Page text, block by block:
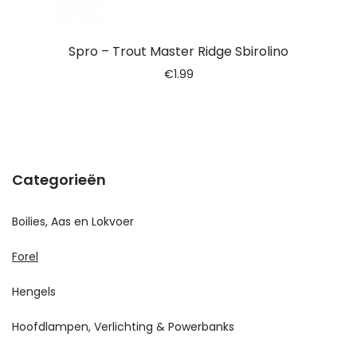
Spro – Trout Master Ridge Sbirolino
€1.99
Categorieën
Boilies, Aas en Lokvoer
Forel
Hengels
Hoofdlampen, Verlichting & Powerbanks